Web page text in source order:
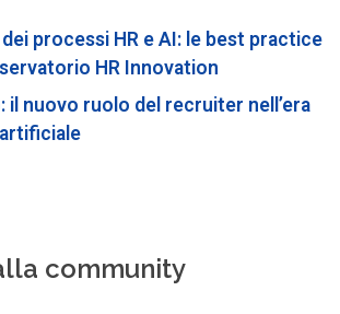
processi HR e AI: le best practice
HR Innovation
il nuovo ruolo del recruiter nell’era
community